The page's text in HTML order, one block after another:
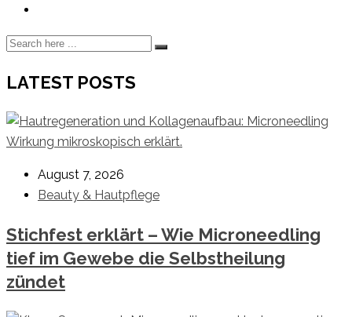
LATEST POSTS
August 7, 2026
Beauty & Hautpflege
Stichfest erklärt – Wie Microneedling
tief im Gewebe die Selbstheilung
zündet